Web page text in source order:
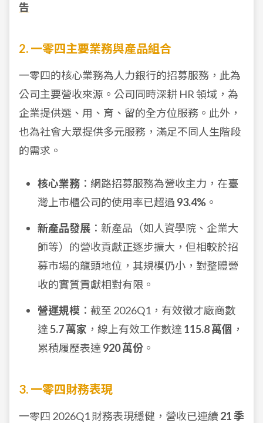
告
2. 一零四主要業務與產品組合
一零四的核心業務為人力銀行的招募服務，此為
公司主要營收來源。公司同時深耕 HR 領域，為
企業提供選、用、育、留的全方位服務。此外，
也為社會大眾提供多元服務，滿足不同人生階段
的需求。
核心業務 ：網路招募服務為營收主力，在臺
灣上市櫃公司的使用率已超過 93.4% 。
新產品發展 ：新產品（如人資學院、企業大
師等）的營收貢獻正逐步擴大，但相較於招
募市場的龍頭地位，其規模仍小，對整體營
收的實質貢獻相對有限。
營運規模 ：截至 2026Q1，有效徵才廠商數
達5.7 萬家 ，線上有效工作數達 115.8 萬個 ，
累積履歷表達 920 萬份 。
3. 一零四財務表現
一零四 2026Q1 財務表現穩健，營收已連續 21 季